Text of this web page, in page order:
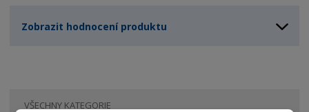
Zobrazit hodnocení produktu
VŠECHNY KATEGORIE